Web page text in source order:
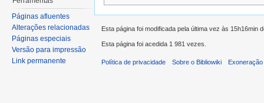
Páginas afluentes
Alterações relacionadas
Páginas especiais
Versão para impressão
Link permanente
Esta página foi modificada pela última vez às 15h16min
Esta página foi acedida 1 981 vezes.
Política de privacidade Sobre o Bibliowiki